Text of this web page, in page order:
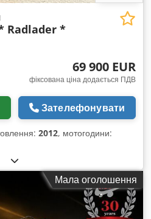
Radlader *
69 900 EUR
фіксована ціна додається ПДВ
Зателефонувати
2012, мотогодини:
Мала оголошення